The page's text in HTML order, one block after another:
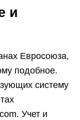
и
Евросоюза,
подобное.
систему
Учет и